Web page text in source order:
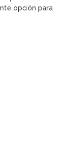
opción para